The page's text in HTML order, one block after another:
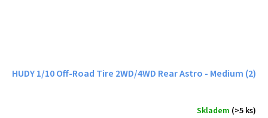
HUDY 1/10 Off-Road Tire 2WD/4WD Rear Astro - Medium (2)
Skladem (>5 ks)